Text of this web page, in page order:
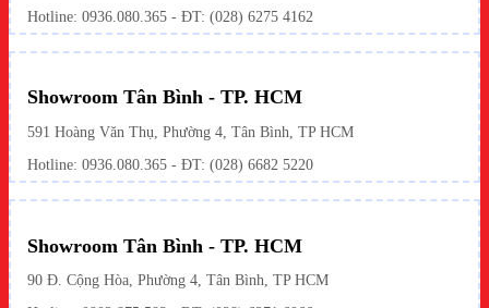
Hotline: 0936.080.365 - ĐT: (028) 6275 4162
Showroom Tân Bình - TP. HCM
591 Hoàng Văn Thụ, Phường 4, Tân Bình, TP HCM
Hotline: 0936.080.365 - ĐT: (028) 6682 5220
Showroom Tân Bình - TP. HCM
90 Đ. Cộng Hòa, Phường 4, Tân Bình, TP HCM